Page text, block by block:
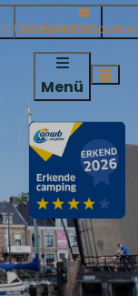
(0)515-542937
Menü